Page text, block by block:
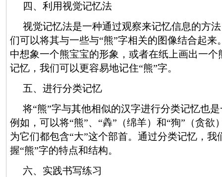
四、利用视觉记忆法
视觉记忆法是一种通过观察来记忆信息的方
们可以将其与一些与“熊”字相关的图像结合起来
中想象一个熊宝宝的形象，或者在纸上画出一
记忆，我们可以更容易地记住“熊”字。
五、进行分类记忆
将“熊”字与其他相似的汉字进行分类记忆也
例如，可以将“熊”、“羴”（绵羊）和“狥”（贪欲
为它们都包含“大”这个部首。通过分类记忆，我
握“熊”字的特点和结构。
六、实践书写练习